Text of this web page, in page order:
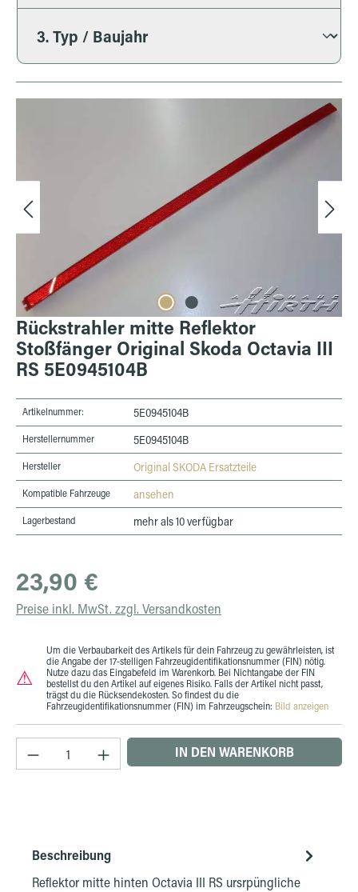
Rückstrahler mitte Reflektor
Stoßfänger Original Skoda Octavia III
RS 5E0945104B
Artikelnummer: 5E0945104B
Herstellernummer 5E0945104B
Hersteller Original SKODA Ersatzteile
Kompatible Fahrzeuge ansehen
Lagerbestand mehr als 10 verfügbar
Regulärer Preis:
23,90 €
Preise inkl. MwSt. zzgl. Versandkosten
⚠
Um die Verbaubarkeit des Artikels für dein Fahrzeug zu gewährleisten, ist
die Angabe der 17-stelligen Fahrzeugidentifikationsnummer (FIN) nötig.
Nutze dazu das Eingabefeld im Warenkorb. Bei Nichtangabe der FIN
bestellst du den Artikel auf eigenes Risiko. Falls der Artikel nicht passt,
trägst du die Rücksendekosten. So findest du die
Fahrzeugidentifikationsnummer (FIN) im Fahrzeugschein: Bild anzeigen
Produkt Anzahl: Gib den gewünschten Wert
IN DEN WARENKORB
Beschreibung
Reflektor mitte hinten Octavia III RS ursrpüngliche